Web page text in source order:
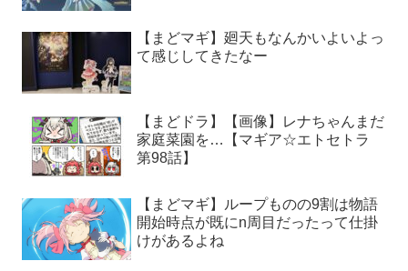
【まどマギ】廻天もなんかいよいよっ
て感じしてきたなー
【まどドラ】【画像】レナちゃんまだ
家庭菜園を…【マギア☆エトセトラ
第98話】
【まどマギ】ループものの9割は物語
開始時点が既にn周目だったって仕掛
けがあるよね